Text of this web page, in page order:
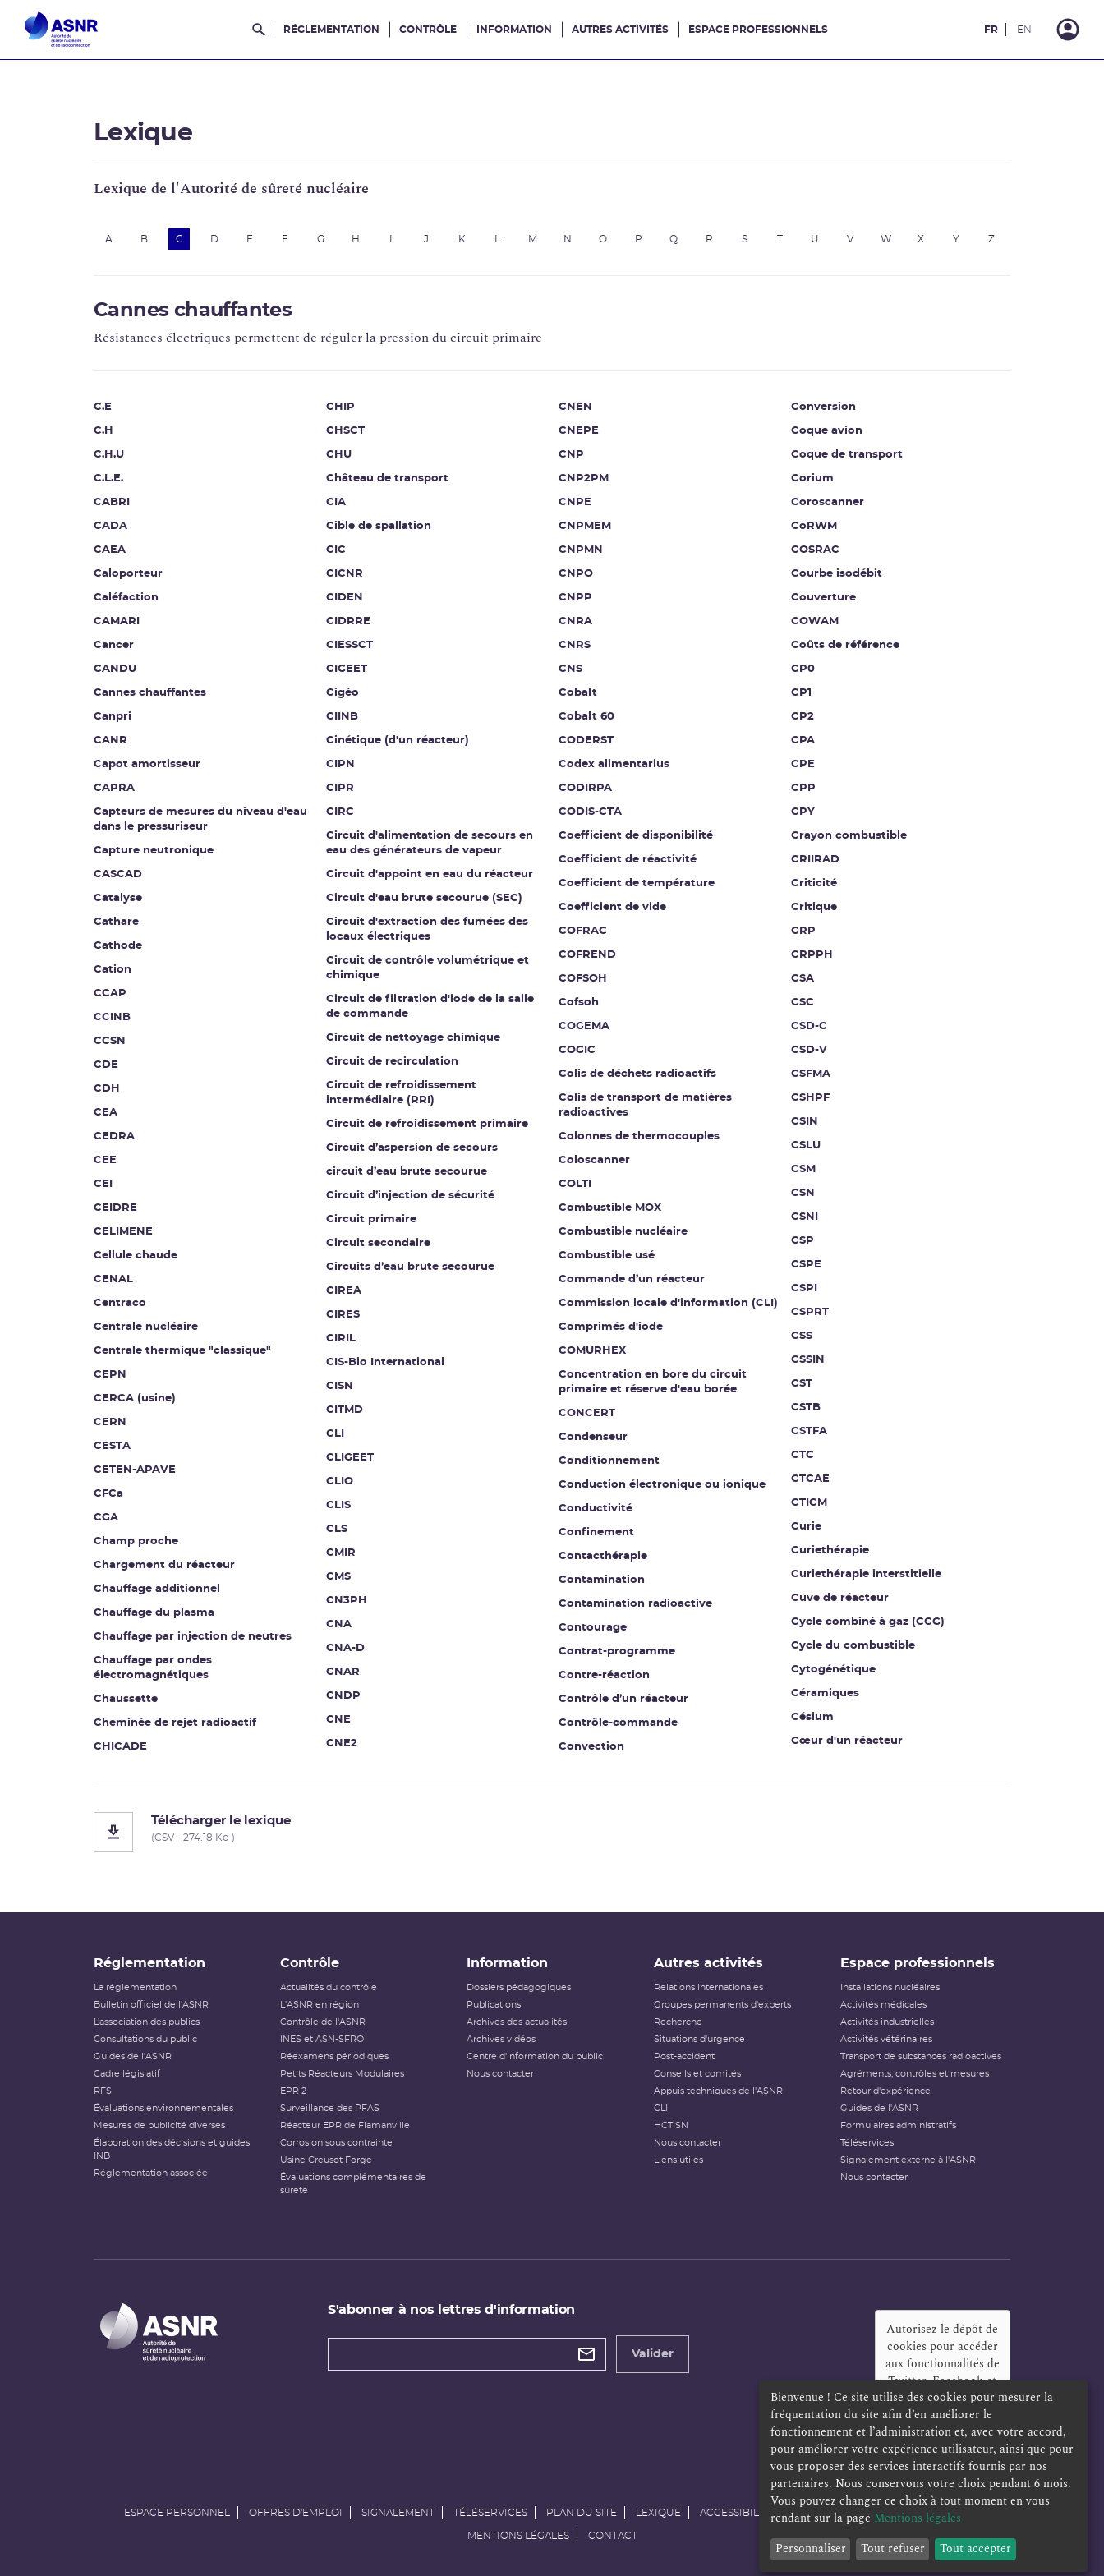
Rechercher dans le site
RÉGLEMENTATION CONTRÔLE INFORMATION AUTRES ACTIVITÉS ESPACE PROFESSIONNELS FR EN
Lexique
Lexique de l'Autorité de sûreté nucléaire
A B C D E F G H J K M N O P Q R S T U V W X Y Z
Cannes chauffantes
Résistances électriques permettent de réguler la pression du circuit primaire
C.E
C.H
C.H.U
C.L.E.
CABRI
CADA
CAEA
Caloporteur
Caléfaction
CAMARI
Cancer
CANDU
Cannes chauffantes
Canpri
CANR
Capot amortisseur
CAPRA
Capteurs de mesures du niveau d'eau
dans le pressuriseur
Capture neutronique
CASCAD
Catalyse
Cathare
Cathode
Cation
CCAP
CCINB
CCSN
CDE
CDH
CEA
CEDRA
CEE
CEI
CEIDRE
CELIMENE
Cellule chaude
CENAL
Centraco
Centrale nucléaire
Centrale thermique "classique"
CEPN
CERCA (usine)
CERN
CESTA
CETEN-APAVE
CFCa
CGA
Champ proche
Chargement du réacteur
Chauffage additionnel
Chauffage du plasma
Chauffage par injection de neutres
Chauffage par ondes
électromagnétiques
Chaussette
Cheminée de rejet radioactif
CHICADE
CHIP
CHSCT
CHU
Château de transport
CIA
Cible de spallation
CIC
CICNR
CIDEN
CIDRRE
CIESSCT
CIGEET
Cigéo
CIINB
Cinétique (d'un réacteur)
CIPN
CIPR
CIRC
Circuit d'alimentation de secours en
eau des générateurs de vapeur
Circuit d'appoint en eau du réacteur
Circuit d'eau brute secourue (SEC)
Circuit d'extraction des fumées des
locaux électriques
Circuit de contrôle volumétrique et
chimique
Circuit de filtration d'iode de la salle
de commande
Circuit de nettoyage chimique
Circuit de recirculation
Circuit de refroidissement
intermédiaire (RRI)
Circuit de refroidissement primaire
Circuit d’aspersion de secours
circuit d’eau brute secourue
Circuit d’injection de sécurité
Circuit primaire
Circuit secondaire
Circuits d’eau brute secourue
CIREA
CIRES
CIRIL
CIS-Bio International
CISN
CITMD
CLI
CLIGEET
CLIO
CLIS
CLS
CMIR
CMS
CN3PH
CNA
CNA-D
CNAR
CNDP
CNE
CNE2
CNEN
CNEPE
CNP
CNP2PM
CNPE
CNPMEM
CNPMN
CNPO
CNPP
CNRA
CNRS
CNS
Cobalt
Cobalt 60
CODERST
Codex alimentarius
CODIRPA
CODIS-CTA
Coefficient de disponibilité
Coefficient de réactivité
Coefficient de température
Coefficient de vide
COFRAC
COFREND
COFSOH
Cofsoh
COGEMA
COGIC
Colis de déchets radioactifs
Colis de transport de matières
radioactives
Colonnes de thermocouples
Coloscanner
COLTI
Combustible MOX
Combustible nucléaire
Combustible usé
Commande d’un réacteur
Commission locale d'information (CLI)
Comprimés d'iode
COMURHEX
Concentration en bore du circuit
primaire et réserve d'eau borée
CONCERT
Condenseur
Conditionnement
Conduction électronique ou ionique
Conductivité
Confinement
Contacthérapie
Contamination
Contamination radioactive
Contourage
Contrat-programme
Contre-réaction
Contrôle d’un réacteur
Contrôle-commande
Convection
Conversion
Coque avion
Coque de transport
Corium
Coroscanner
CoRWM
COSRAC
Courbe isodébit
Couverture
COWAM
Coûts de référence
CP0
CP1
CP2
CPA
CPE
CPP
CPY
Crayon combustible
CRIIRAD
Criticité
Critique
CRP
CRPPH
CSA
CSC
CSD-C
CSD-V
CSFMA
CSHPF
CSIN
CSLU
CSM
CSN
CSNI
CSP
CSPE
CSPI
CSPRT
CSS
CSSIN
CST
CSTB
CSTFA
CTC
CTCAE
CTICM
Curie
Curiethérapie
Curiethérapie interstitielle
Cuve de réacteur
Cycle combiné à gaz (CCG)
Cycle du combustible
Cytogénétique
Céramiques
Césium
Cœur d'un réacteur
Télécharger le lexique
(CSV - 274.18 Ko )
Réglementation
La réglementation
Bulletin officiel de l'ASNR
L’association des publics
Consultations du public
Guides de l'ASNR
Cadre législatif
RFS
Évaluations environnementales
Mesures de publicité diverses
Élaboration des décisions et guides
INB
Réglementation associée
Contrôle
Actualités du contrôle
L'ASNR en région
Contrôle de l'ASNR
INES et ASN-SFRO
Réexamens périodiques
Petits Réacteurs Modulaires
EPR 2
Surveillance des PFAS
Réacteur EPR de Flamanville
Corrosion sous contrainte
Usine Creusot Forge
Évaluations complémentaires de
sûreté
Information
Dossiers pédagogiques
Publications
Archives des actualités
Archives vidéos
Centre d'information du public
Nous contacter
Autres activités
Relations internationales
Groupes permanents d'experts
Recherche
Situations d'urgence
Post-accident
Conseils et comités
Appuis techniques de l'ASNR
CLI
HCTISN
Nous contacter
Liens utiles
Espace professionnels
Installations nucléaires
Activités médicales
Activités industrielles
Activités vétérinaires
Transport de substances radioactives
Agréments, contrôles et mesures
Retour d'expérience
Guides de l'ASNR
Formulaires administratifs
Téléservices
Signalement externe à l'ASNR
Nous contacter
S'abonner à nos lettres d'information
Types de
Valider
Autorisez le dépôt de
cookies pour accéder
aux fonctionnalités de
Twitter, Facebook et
LinkedIn?
Oui
Toujours
ESPACE PERSONNEL OFFRES D'EMPLOI SIGNALEMENT TÉLÉSERVICES PLAN DU SITE LEXIQUE ACCESSIBILITÉ POLITIQUE DE CONFIDENTIALITÉ
MENTIONS LÉGALES CONTACT
Bienvenue ! Ce site utilise des cookies pour mesurer la
fréquentation du site afin d’en améliorer le
fonctionnement et l’administration et, avec votre accord,
pour améliorer votre expérience utilisateur, ainsi que pour
vous proposer des services interactifs fournis par nos
partenaires. Nous conservons votre choix pendant 6 mois.
Vous pouvez changer ce choix à tout moment en vous
rendant sur la page Mentions légales
Personnaliser
Tout refuser Tout accepter